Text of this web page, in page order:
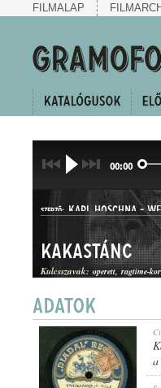
FILMALAP
00:00
SZERZŐ: KARL HOSCHNA -
DUETT
Kakastánc
Kulcsszavak: operett ragtime-